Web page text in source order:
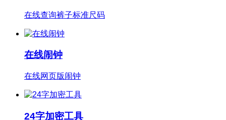
在线查询裤子标准尺码
在线闹钟
在线网页版闹钟
24字加密工具